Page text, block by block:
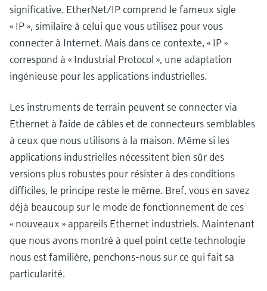
significative. EtherNet/IP comprend le fameux sigle
« IP », similaire à celui que vous utilisez pour vous
connecter à Internet. Mais dans ce contexte, « IP »
correspond à « Industrial Protocol », une adaptation
ingénieuse pour les applications industrielles.
Les instruments de terrain peuvent se connecter via
Ethernet à l'aide de câbles et de connecteurs semblables
à ceux que nous utilisons à la maison. Même si les
applications industrielles nécessitent bien sûr des
versions plus robustes pour résister à des conditions
difficiles, le principe reste le même. Bref, vous en savez
déjà beaucoup sur le mode de fonctionnement de ces
« nouveaux » appareils Ethernet industriels. Maintenant
que nous avons montré à quel point cette technologie
nous est familière, penchons-nous sur ce qui fait sa
particularité.